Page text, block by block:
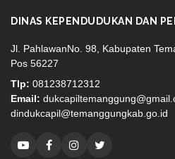
DINAS KEPENDUDUKAN DAN
Jl. PahlawanNo. 98, Kabupaten
Pos 56227
Tlp: 081238712312
Email:
dindukcapil@temanggungkab.go.id